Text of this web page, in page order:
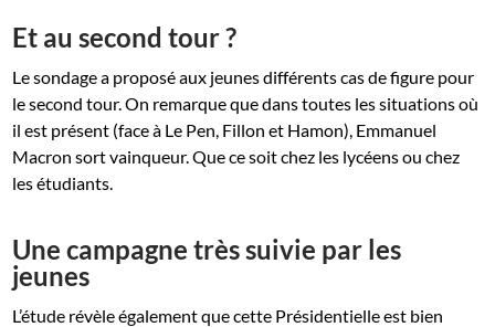
Et au second tour ?
Le sondage a proposé aux jeunes différents cas de figure pour
le second tour. On remarque que dans toutes les situations où
il est présent (face à Le Pen, Fillon et Hamon), Emmanuel
Macron sort vainqueur. Que ce soit chez les lycéens ou chez
les étudiants.
Une campagne très suivie par les
jeunes
L’étude révèle également que cette Présidentielle est bien